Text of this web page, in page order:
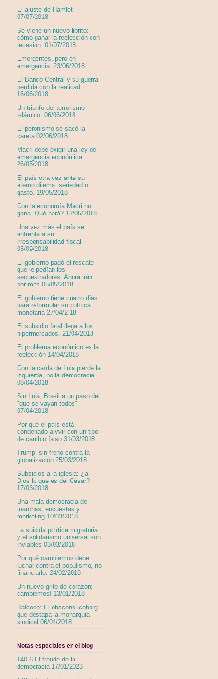
El ajuste de Hamlet
07/07/2018
Se viene un nuevo librito:
cómo ganar la reelección con
recesión. 01/07/2018
Emergentes, pero en
emergencia. 23/06/2018
El Banco Central y su guerra
perdida con la realidad
16/06/2018
Un triunfo del terrorismo
islámico. 06/06/2018
El peronismo se sacó la
careta 02/06/2018
Macri debe exigir una ley de
emergencia económica
26/05/2018
El país otra vez ante su
eterno dilema: seriedad o
gasto. 19/05/2018
Con la economía Macri no
gana. Qué hará? 12/05/2018
Una vez más el país se
enfrenta a su
irresponsabilidad fiscal
05/09/2018
El gobierno pagó el rescate
que le pedían los
secuestradores. Ahora irán
por más 05/05/2018
El gobierno tiene cuatro días
para reformular su política
monetaria 27/04/2-18
El subsidio fatal llega a los
hipermercados. 21/04/2018
El problema económico es la
reelección 14/04/2018
Con la caída de Lula pierde la
izquierda, no la democracia.
08/04/2018
Sin Lula, Brasil a un paso del
"que se vayan todos"
07/04/2018
Por qué el país está
condenado a vvir con un tipo
de cambio falso 31/03/2018
Trump, sin freno contra la
globalización 25/03/2018
Subsidios a la iglesia: ¿a
Dios lo que es del César?
17/03/2018
Una mala democracia de
marchas, encuestas y
marketing 10/03/2018
La suicida política migratoria
y el solidarismo universal son
inviables 03/03/2018
Por qué cambiemos debe
luchar contra el populismo, no
financiarlo. 24/02/2018
Un nuevo grito de corazón:
cambiemos! 13/01/2018
Balcedo: El obsceno iceberg
que destapa la monarquia
sindical 06/01/2018
Notas especiales en el blog
140.6 El fraude de la
democracia 17/01/2023